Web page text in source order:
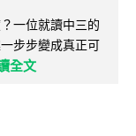
一位就讀中三的
步步變成真正可
全文